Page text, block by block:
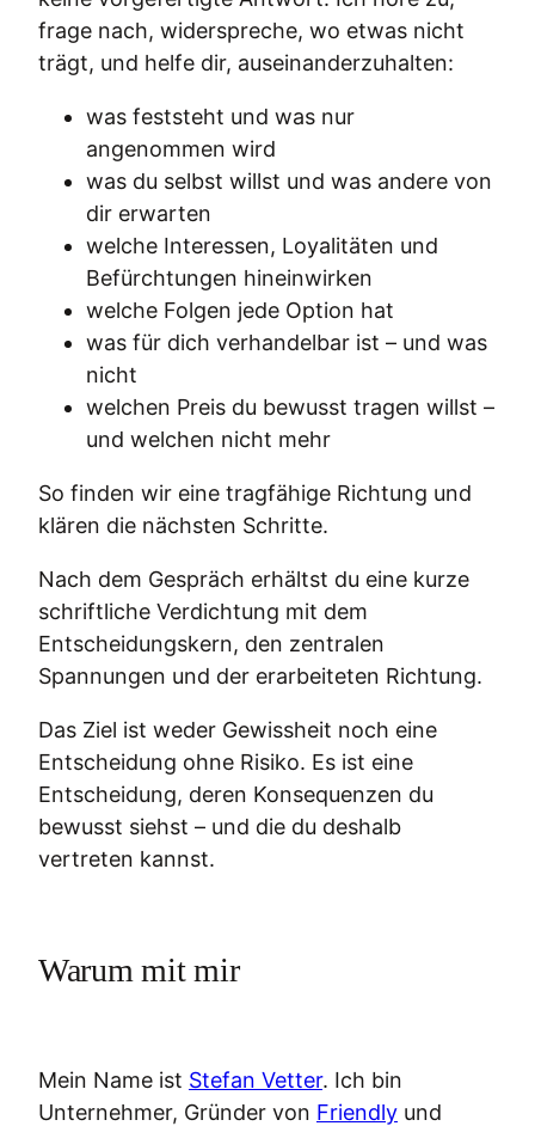
frage nach, widerspreche, wo etwas nicht
trägt, und helfe dir, auseinanderzuhalten:
was feststeht und was nur
angenommen wird
was du selbst willst und was andere von
dir erwarten
welche Interessen, Loyalitäten und
Befürchtungen hineinwirken
welche Folgen jede Option hat
was für dich verhandelbar ist – und was
nicht
welchen Preis du bewusst tragen willst –
und welchen nicht mehr
So finden wir eine tragfähige Richtung und
klären die nächsten Schritte.
Nach dem Gespräch erhältst du eine kurze
schriftliche Verdichtung mit dem
Entscheidungskern, den zentralen
Spannungen und der erarbeiteten Richtung.
Das Ziel ist weder Gewissheit noch eine
Entscheidung ohne Risiko. Es ist eine
Entscheidung, deren Konsequenzen du
bewusst siehst – und die du deshalb
vertreten kannst.
Warum mit mir
Mein Name ist Stefan Vetter. Ich bin
Unternehmer, Gründer von Friendly und